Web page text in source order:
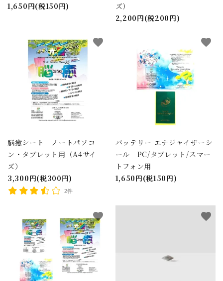
1,650円(税150円)
ズ）
2,200円(税200円)
脳癒シート ノートパソコ
ン・タブレット用（A4サイ
ズ）
3,300円(税300円)
2件
favorite
バッテリー エナジャイザーシ
ール PC/タブレット/スマー
トフォン用
1,650円(税150円)
favorite
favorite favorite